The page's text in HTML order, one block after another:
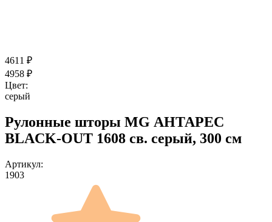
4611 ₽
4958 ₽
Цвет:
серый
Рулонные шторы MG АНТАРЕС
BLACK-OUT 1608 св. серый, 300 см
Артикул:
1903